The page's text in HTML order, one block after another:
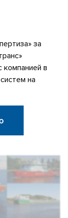
за
в
на